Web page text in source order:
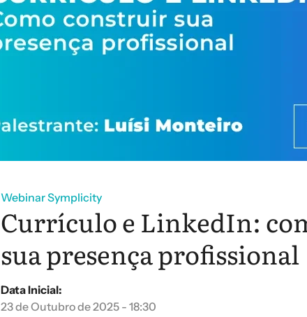
Webinar Symplicity
Currículo e LinkedIn:
sua presença profissional
Data Inicial:
23 de Outubro de 2025 - 18:30